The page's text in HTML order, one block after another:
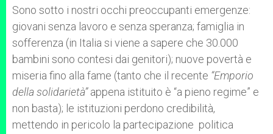
Sono sotto i nostri occhi preoccupanti emergenze:
giovani senza lavoro e senza speranza; famiglia in
sofferenza (in Italia si viene a sapere che 30.000
bambini sono contesi dai genitori); nuove povertà e
miseria fino alla fame (tanto che il recente “Emporio
della solidarietà”appena istituito è “a pieno regime” e
non basta); le istituzioni perdono credibilità,
mettendo in pericolo la partecipazione politica